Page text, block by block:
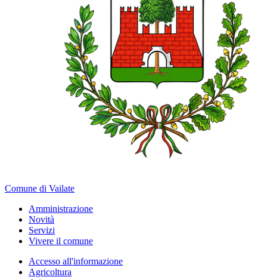
Comune di Vailate
Amministrazione
Novità
Servizi
Vivere il comune
Accesso all'informazione
Agricoltura